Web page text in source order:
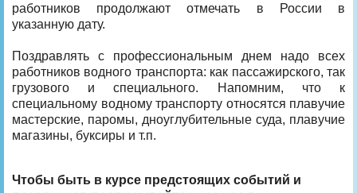
работников продолжают отмечать в России в
указанную дату.
Поздравлять с профессиональным днем надо всех
работников водного транспорта: как пассажирского, так
грузового и специального. Напомним, что к
специальному водному транспорту относятся плавучие
мастерские, паромы, дноуглубительные суда, плавучие
магазины, буксиры и т.п.
Чтобы быть в курсе предстоящих событий и